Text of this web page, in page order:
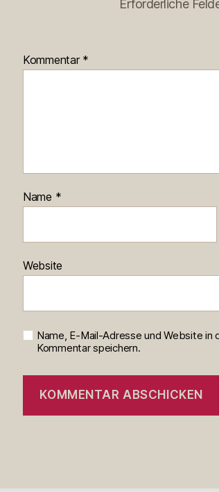
Erforderliche
Kommentar *
Name *
Website
Name, E-Mail-Adresse und Website in
Kommentar speichern.